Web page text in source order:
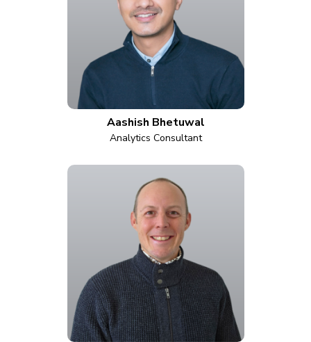
Aashish Bhetuwal
Analytics Consultant